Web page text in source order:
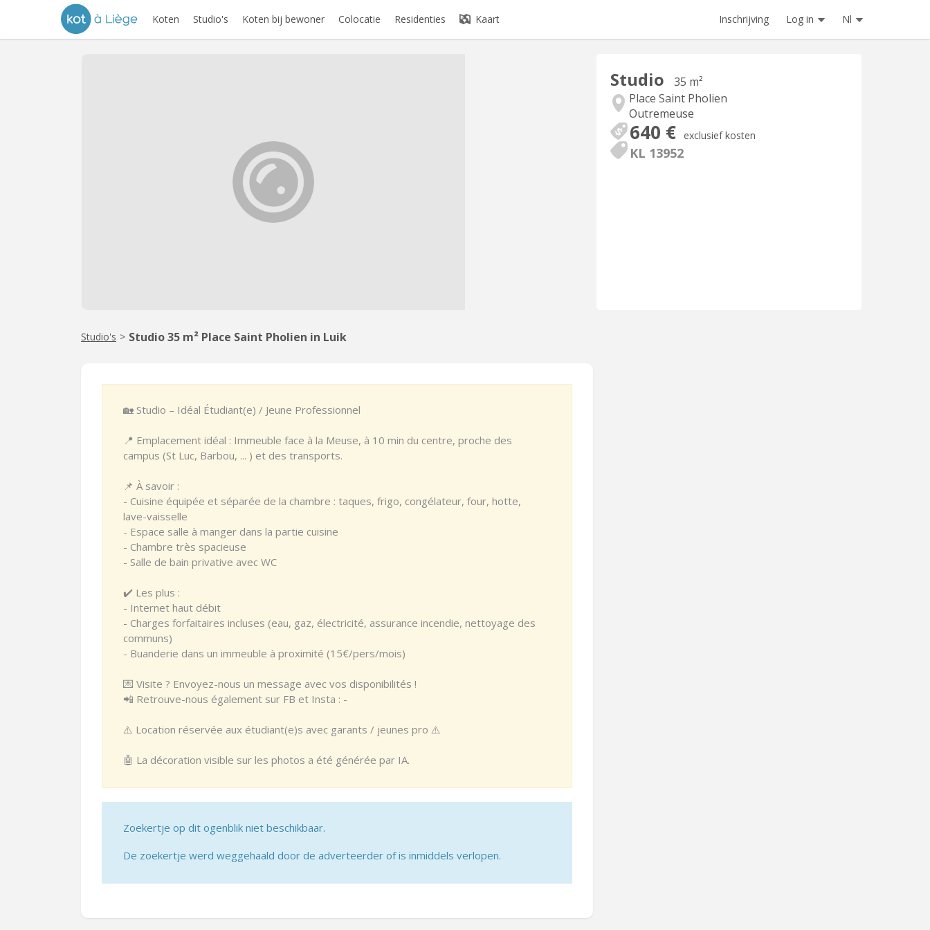
Koten Studio's Koten bij bewoner Colocatie Residenties Kaart Inschrijving Log in Nl
Studio
35 m²
Place Saint Pholien
Outremeuse
640 € exclusief kosten
KL 13952
Studio's > Studio 35 m² Place Saint Pholien in Luik
🏡 Studio – Idéal Étudiant(e) / Jeune Professionnel
📍 Emplacement idéal : Immeuble face à la Meuse, à 10 min du centre, proche des
campus (St Luc, Barbou, ... ) et des transports.
📌 À savoir :
- Cuisine équipée et séparée de la chambre : taques, frigo, congélateur, four, hotte,
lave-vaisselle
- Espace salle à manger dans la partie cuisine
- Chambre très spacieuse
- Salle de bain privative avec WC
✔️ Les plus :
- Internet haut débit
- Charges forfaitaires incluses (eau, gaz, électricité, assurance incendie, nettoyage des
communs)
- Buanderie dans un immeuble à proximité (15€/pers/mois)
💌 Visite ? Envoyez-nous un message avec vos disponibilités !
📲 Retrouve-nous également sur FB et Insta : -
⚠️ Location réservée aux étudiant(e)s avec garants / jeunes pro ⚠️
🤖 La décoration visible sur les photos a été générée par IA.
Zoekertje op dit ogenblik niet beschikbaar.
De zoekertje werd weggehaald door de adverteerder of is inmiddels verlopen.